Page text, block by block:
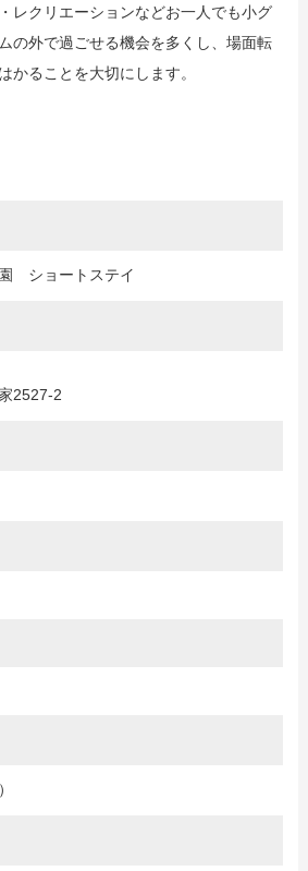
レクリエーションなどお一人でも小グ
の外で過ごせる機会を多くし、場面転
かることを大切にします。
ショートステイ
2527-2